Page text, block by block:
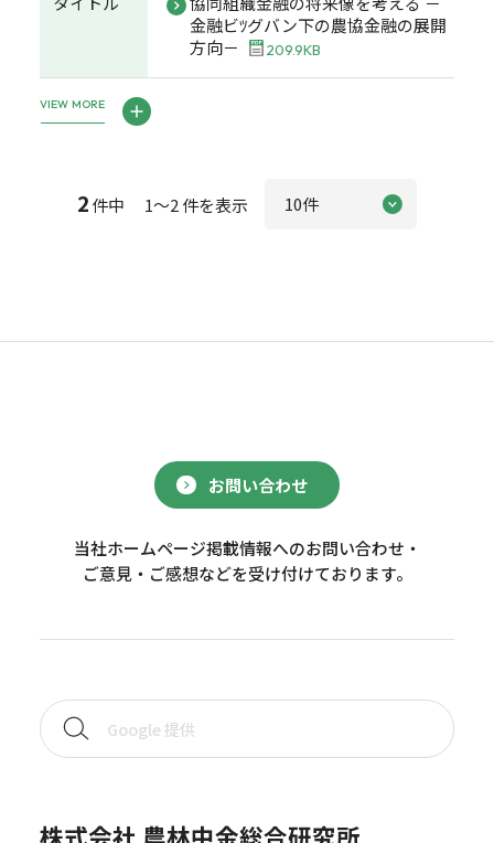
金融ビﾂグバン下の農協金融の展開
方向－
209.9KB
VIEW MORE
2件中 1～2 件を表示
お問い合わせ
当社ホームページ掲載情報へのお問い合わせ・
ご意見・ご感想などを受け付けております。
株式会社 農林中金総合研究所